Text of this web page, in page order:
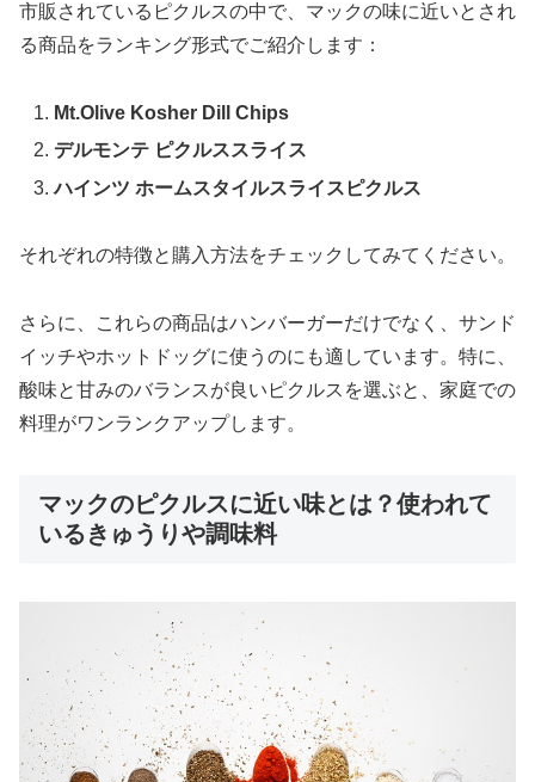
市販されているピクルスの中で、マックの味に近いとされ
る商品をランキング形式でご紹介します：
Mt.Olive Kosher Dill Chips
デルモンテ ピクルススライス
ハインツ ホームスタイルスライスピクルス
それぞれの特徴と購入方法をチェックしてみてください。
さらに、これらの商品はハンバーガーだけでなく、サンド
イッチやホットドッグに使うのにも適しています。特に、
酸味と甘みのバランスが良いピクルスを選ぶと、家庭での
料理がワンランクアップします。
マックのピクルスに近い味とは？使われて
いるきゅうりや調味料